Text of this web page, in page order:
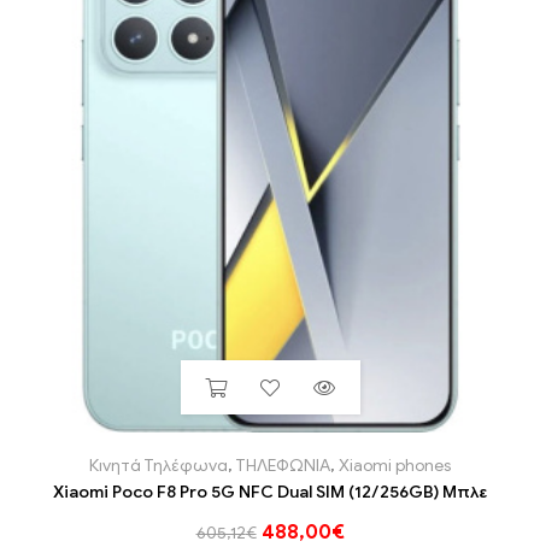
Κινητά Τηλέφωνα, ΤΗΛΕΦΩΝΙΑ, Xiaomi phones
Xiaomi Poco F8 Pro 5G NFC Dual SIM (12/256GB) Μπλε
605,12€ 488,00€